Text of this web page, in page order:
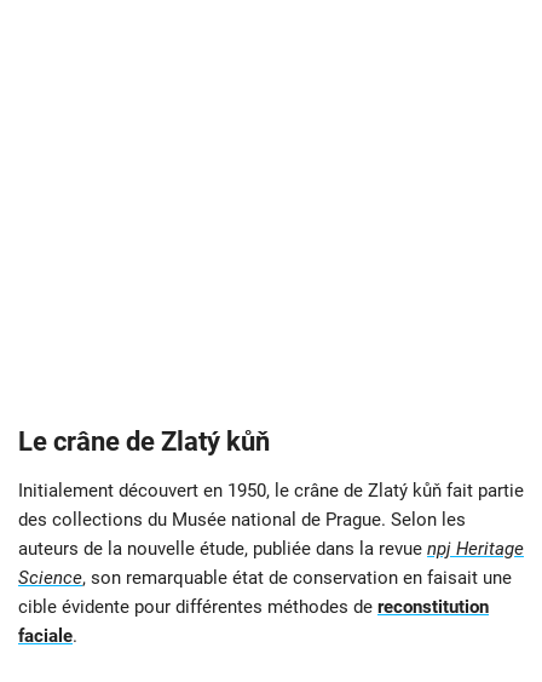
Le crâne de Zlatý kůň
Initialement découvert en 1950, le crâne de Zlatý kůň fait partie
des collections du Musée national de Prague. Selon les
auteurs de la nouvelle étude, publiée dans la revue npj Heritage
Science, son remarquable état de conservation en faisait une
cible évidente pour différentes méthodes de reconstitution
faciale.